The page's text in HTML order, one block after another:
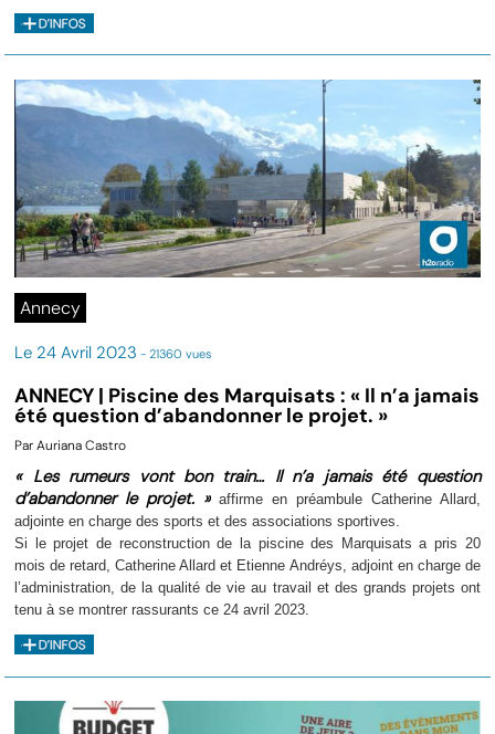
Annecy
Le 24 Avril 2023 - 21360 vues
ANNECY | Piscine des Marquisats : « Il n’a jamais
été question d’abandonner le projet. »
Par Auriana Castro
« Les rumeurs vont bon train… Il n’a jamais été question
d’abandonner le projet. »affirme en préambule Catherine Allard,
adjointe en charge des sports et des associations sportives.
Si le projet de reconstruction de la piscine des Marquisats a pris 20
mois de retard, Catherine Allard et Etienne Andréys, adjoint en charge de
l’administration, de la qualité de vie au travail et des grands projets ont
tenu à se montrer rassurants ce 24 avril 2023.